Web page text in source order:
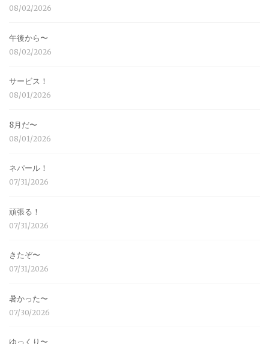
08/02/2026
午後から〜
08/02/2026
サービス！
08/01/2026
8月だ〜
08/01/2026
ネパール！
07/31/2026
頑張る！
07/31/2026
きたぞ〜
07/31/2026
暑かった〜
07/30/2026
ゆっくり〜